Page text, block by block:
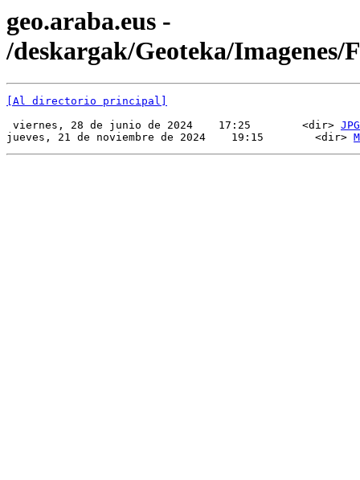
geo.araba.eus -
/deskargak/Geoteka/Imagenes/
[Al directorio principal]
viernes, 28 de junio de 2024    17:25        <dir> JPG
jueves, 21 de noviembre de 2024    19:15        <dir>